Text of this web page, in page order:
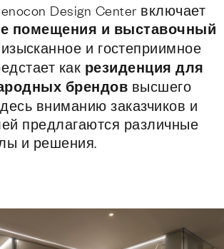
Design Center включает
помещения и выставочный
и гостеприимное
как резиденция для
брендов высшего
вниманию заказчиков и
предлагаются различные
и решения.